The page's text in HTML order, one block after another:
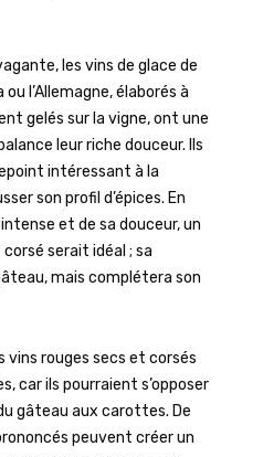
les vins de glace de
l’Allemagne, élaborés à
gelés sur la vigne, ont une
leur riche douceur. Ils
intéressant à la
son profil d’épices. En
et de sa douceur, un
serait idéal ; sa
mais complétera son
vins rouges secs et corsés
car ils pourraient s’opposer
gâteau aux carottes. De
peuvent créer un